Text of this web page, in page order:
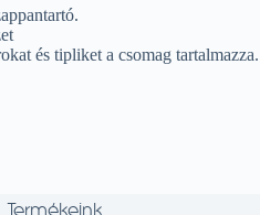
és tipliket a csomag tartalmazza.
Termékeink